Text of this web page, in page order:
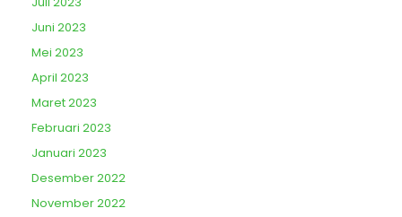
Juni 2023
Mei 2023
April 2023
Maret 2023
Februari 2023
Januari 2023
Desember 2022
November 2022